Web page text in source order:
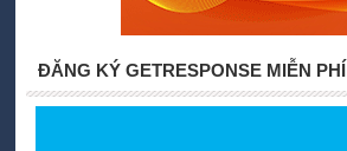
ĐĂNG KÝ GETRESPONSE MIỄN PHÍ